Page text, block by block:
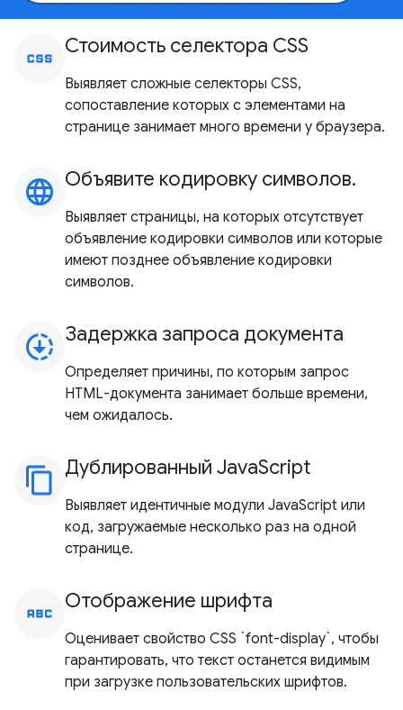
css Стоимость селектора CSS
Выявляет сложные селекторы CSS,
сопоставление которых с элементами на
странице занимает много времени у браузера.
language Объявите кодировку символов.
Выявляет страницы, на которых отсутствует
объявление кодировки символов или которые
имеют позднее объявление кодировки
символов.
downloading Задержка запроса документа
Определяет причины, по которым запрос
HTML-документа занимает больше времени,
чем ожидалось.
content_copy Дублированный JavaScript
Выявляет идентичные модули JavaScript или
код, загружаемые несколько раз на одной
странице.
abc Отображение шрифта
Оценивает свойство CSS `font-display`, чтобы
гарантировать, что текст останется видимым
при загрузке пользовательских шрифтов.